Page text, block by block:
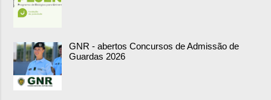
GNR - abertos Concursos de Admissão de
Guardas 2026